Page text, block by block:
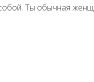
Ты обычная